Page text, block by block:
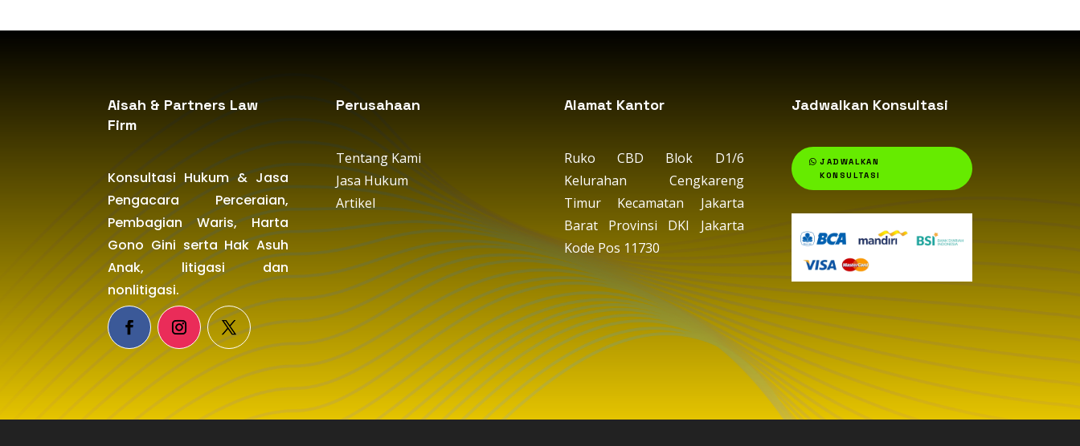
Aisah & Partners Law
Firm
Konsultasi Hukum & Jasa
Pengacara Perceraian,
Pembagian Waris, Harta
Gono Gini serta Hak Asuh
Anak, litigasi dan
nonlitigasi.
Perusahaan
Tentang Kami
Jasa Hukum
Artikel
Alamat Kantor
Ruko CBD Blok D1/6
Kelurahan Cengkareng
Timur Kecamatan Jakarta
Barat Provinsi DKI Jakarta
Kode Pos 11730
Jadwalkan Konsultasi
JADWALKAN
KONSULTASI